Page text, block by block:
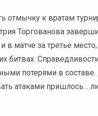
отмычку к вратам
Торгованова
матче за третье
битвах.
потерями в
атаками пришлось…